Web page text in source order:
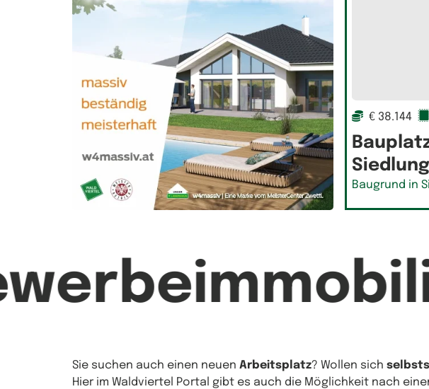
€ 38.144
Siedlung
Baugrund in
Sie suchen auch einen neuen Arbeitsplatz? Wollen sich
Hier im Waldviertel Portal gibt es auch die Möglichkeit nach